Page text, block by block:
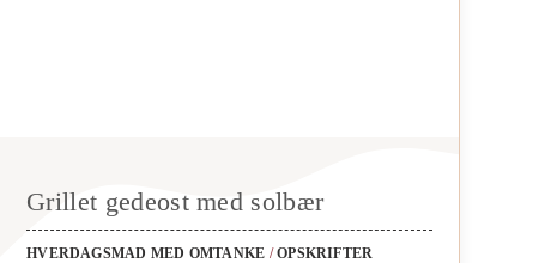
Grillet gedeost med solbær
HVERDAGSMAD MED OMTANKE /OPSKRIFTER